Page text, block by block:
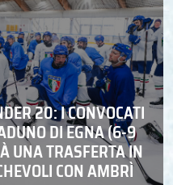
20: I CONVOCATI
DI EGNA (6-9
UNA TRASFERTA IN
CON AMBRÌ